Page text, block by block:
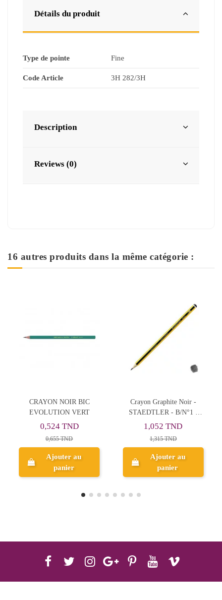
Détails du produit
Type de pointe ‎Fine
Code Article 3H 282/3H
Description
Reviews (0)
16 autres produits dans la même catégorie :
NOIR BIC
VERT
Ajouter au
panier
Crayon Graphite Noir -
STAEDTLER - B/N°1 -
Noris® - Art Nr.120
Ajouter au
panier
Crayon